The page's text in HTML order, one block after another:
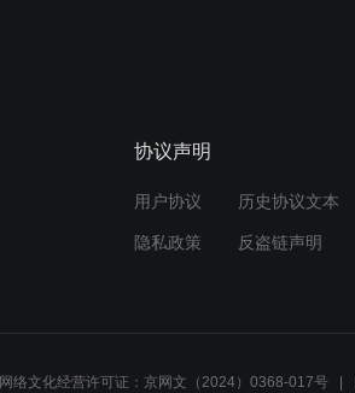
协议声明
用户协议 历史协议文本
隐私政策 反盗链声明
网络文化经营许可证：京网文（2024）0368-017号